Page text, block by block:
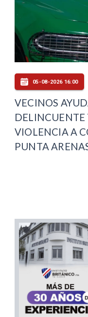
05-08-2026 16:00
VECINOS
DELINCUENTE
VIOLENCIA A
PUNTA